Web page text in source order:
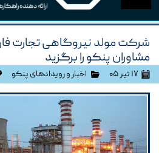
شرکت مولد نیروگاهی تجارت
مشاوران پنکو را برگزید
۱۷ تیر ۰۵ اخبار و رویدادهای پنکو